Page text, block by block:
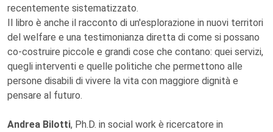
recentemente sistematizzato.
Il libro è anche il racconto di un'esplorazione in nuovi territori
del welfare e una testimonianza diretta di come si possano
co-costruire piccole e grandi cose che contano: quei servizi,
quegli interventi e quelle politiche che permettono alle
persone disabili di vivere la vita con maggiore dignità e
pensare al futuro.
Andrea Bilotti, Ph.D. in social work è ricercatore in